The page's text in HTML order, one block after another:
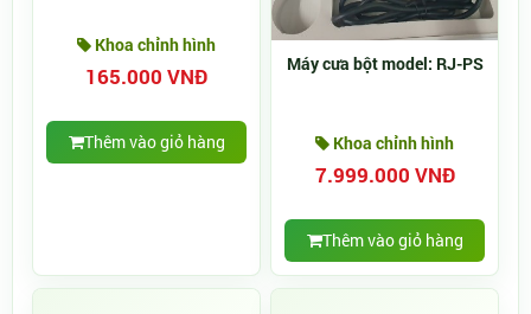
Khoa chỉnh hình
165.000 VNĐ
Thêm vào giỏ hàng
Máy cưa bột model: RJ-PS
Khoa chỉnh hình
7.999.000 VNĐ
Thêm vào giỏ hàng